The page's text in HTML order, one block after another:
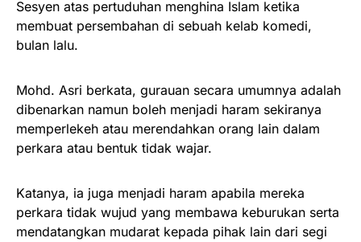
Sesyen atas pertuduhan menghina Islam ketika
membuat persembahan di sebuah kelab komedi,
bulan lalu.
Mohd. Asri berkata, gurauan secara umumnya adalah
dibenarkan namun boleh menjadi haram sekiranya
memperlekeh atau merendahkan orang lain dalam
perkara atau bentuk tidak wajar.
Katanya, ia juga menjadi haram apabila mereka
perkara tidak wujud yang membawa keburukan serta
mendatangkan mudarat kepada pihak lain dari segi